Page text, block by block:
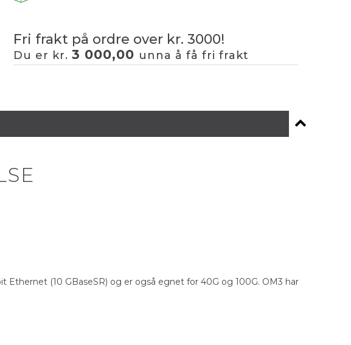
Fri frakt på ordre over kr. 3000!
Du er kr. 3 000,00 unna å få fri frakt
(10 GBaseSR) og er også egnet for 40G og 100G. OM3 har